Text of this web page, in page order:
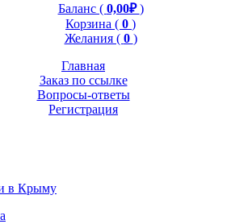
Баланс ( 0,00₽)
Корзина ( 0 )
Желания ( 0 )
Главная
Заказ по ссылке
Вопросы-ответы
Регистрация
в Крыму